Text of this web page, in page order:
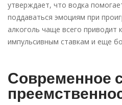
утверждает, что водка
поддаваться эмоциям при
алкоголь чаще всего приводит
импульсивным ставкам и еще
Современное